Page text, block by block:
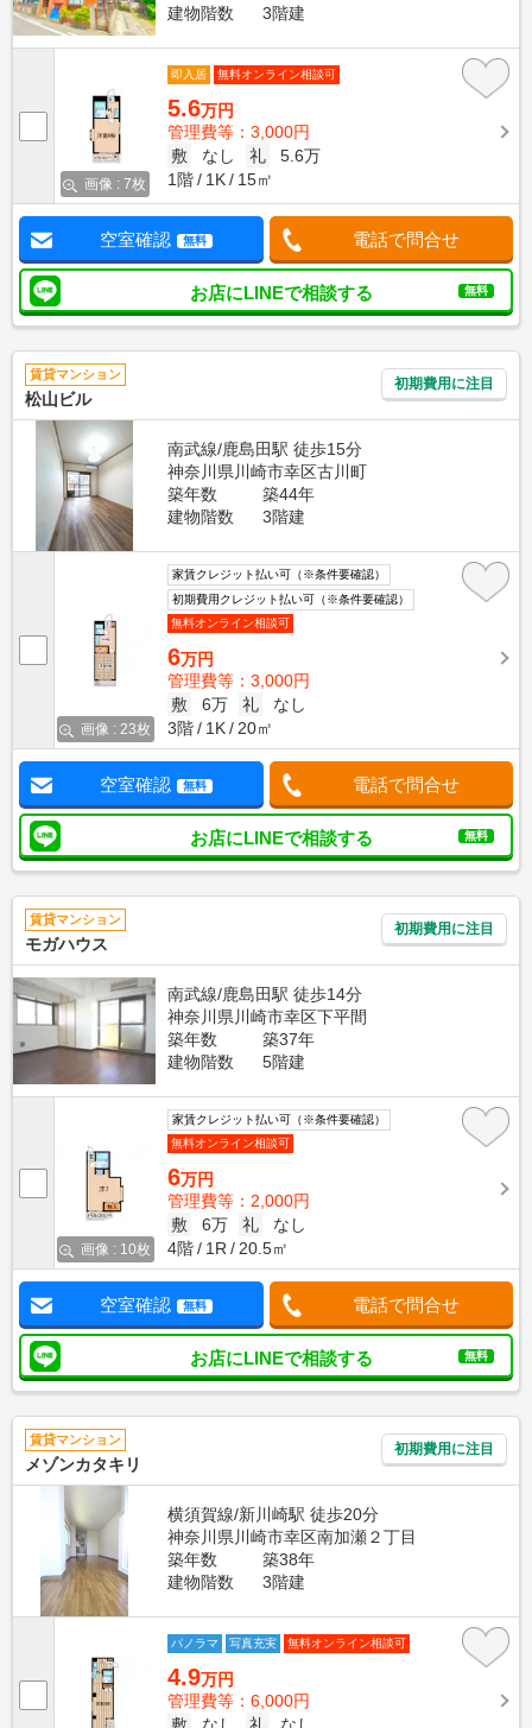
建物階数
3階建
画像 : 7枚
即入居 無料オンライン相談可
5.6万円
管理費等：3,000円
敷
なし 礼
5.6万
1階
1K 15㎡
空室確認 無料 電話で問合せ
お店にLINEで相談する 無料
賃貸マンション
松山ビル
初期費用に注目
南武線/鹿島田駅 徒歩15分
神奈川県川崎市幸区古川町
築年数
築44年
建物階数
3階建
画像 : 23枚
家賃クレジット払い可（※条件要確認）
初期費用クレジット払い可（※条件要確認）
無料オンライン相談可
6万円
管理費等：3,000円
敷
6万 礼
なし
3階
1K 20㎡
空室確認 無料 電話で問合せ
お店にLINEで相談する 無料
賃貸マンション
モガハウス
初期費用に注目
南武線/鹿島田駅 徒歩14分
神奈川県川崎市幸区下平間
築年数
築37年
建物階数
5階建
画像 : 10枚
家賃クレジット払い可（※条件要確認）
無料オンライン相談可
6万円
管理費等：2,000円
敷
6万 礼
なし
4階
1R 20.5㎡
空室確認 無料 電話で問合せ
お店にLINEで相談する 無料
賃貸マンション
メゾンカタキリ
初期費用に注目
横須賀線/新川崎駅 徒歩20分
神奈川県川崎市幸区南加瀬２丁目
築年数
築38年
建物階数
3階建
パノラマ 写真充実 無料オンライン相談可
4.9万円
管理費等：6,000円